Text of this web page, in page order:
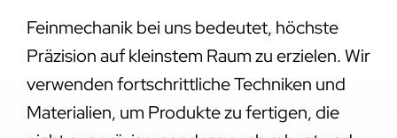
Feinmechanik bei uns bedeutet, höchste
Präzision auf kleinstem Raum zu erzielen. Wir
verwenden fortschrittliche Techniken und
Materialien, um Produkte zu fertigen, die